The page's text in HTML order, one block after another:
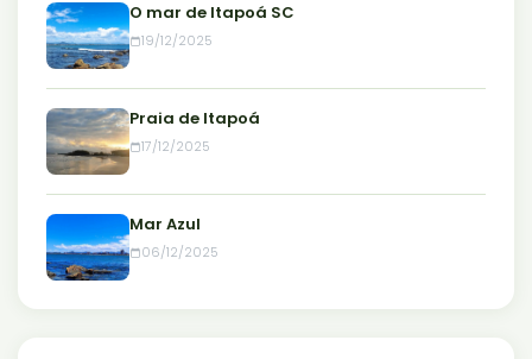
O mar de Itapoá SC
19/12/2025
Praia de Itapoá
17/12/2025
Mar Azul
06/12/2025